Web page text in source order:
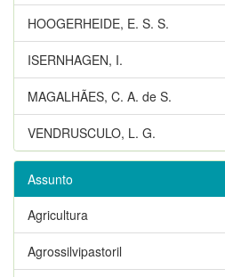
HOOGERHEIDE, E. S. S.
ISERNHAGEN, I.
MAGALHÃES, C. A. de S.
VENDRUSCULO, L. G.
Assunto
Agricultura
Agrossilvipastoril